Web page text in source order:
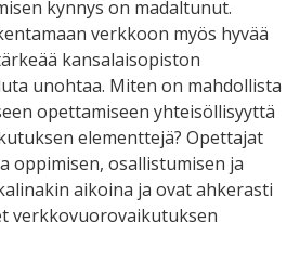
kynnys on madaltunut.
verkkoon myös hyvää
kansalaisopiston
unohtaa. Miten on mahdollista
opettamiseen yhteisöllisyyttä
elementtejä? Opettajat
oppimisen, osallistumisen ja
aikoina ja ovat ahkerasti
verkkovuorovaikutuksen